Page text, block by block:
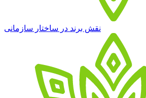
نقش برند در ساختار سازمانی